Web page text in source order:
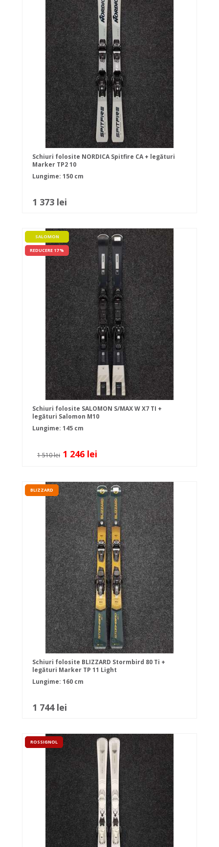
Schiuri folosite NORDICA Spitfire CA + legături
Marker TP2 10
Lungime: 150 cm
1 373 lei
SALOMON
REDUCERE 17 %
Schiuri folosite SALOMON S/MAX W X7 TI +
legături Salomon M10
Lungime: 145 cm
1 510 lei 1 246 lei
BLIZZARD
Schiuri folosite BLIZZARD Stormbird 80 Ti +
legături Marker TP 11 Light
Lungime: 160 cm
1 744 lei
ROSSIGNOL